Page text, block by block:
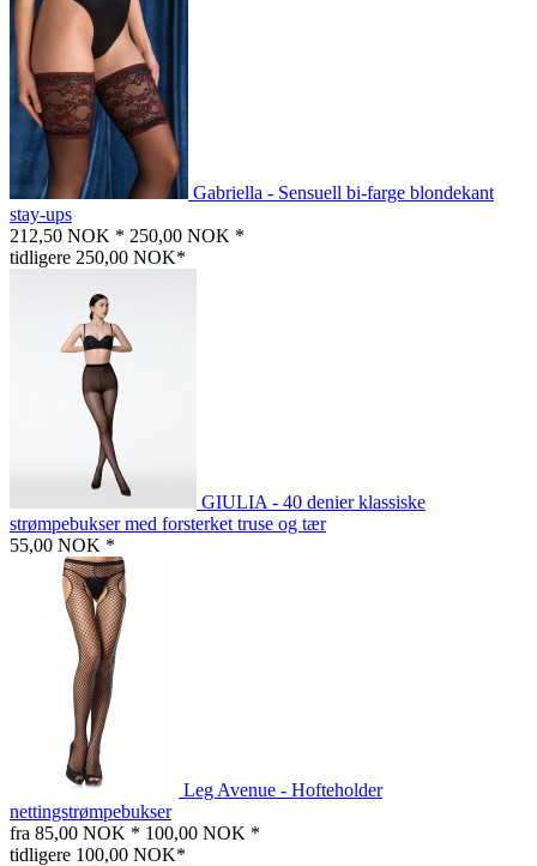
Gabriella - Sensuell bi-farge blondekant
stay-ups
212,50 NOK * 250,00 NOK *
tidligere 250,00 NOK*
GIULIA - 40 denier klassiske
strømpebukser med forsterket truse og tær
55,00 NOK *
Leg Avenue - Hofteholder
nettingstrømpebukser
fra 85,00 NOK * 100,00 NOK *
tidligere 100,00 NOK*